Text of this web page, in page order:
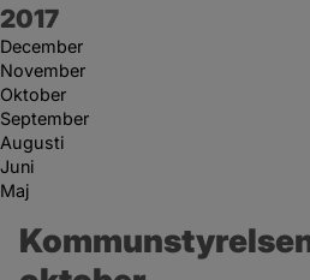
År:
2017
December
November
Oktober
September
Augusti
Juni
Maj